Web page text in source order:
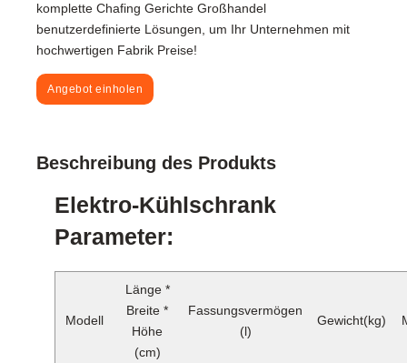
komplette Chafing Gerichte Großhandel
benutzerdefinierte Lösungen, um Ihr Unternehmen mit
hochwertigen Fabrik Preise!
Angebot einholen
Beschreibung des Produkts
Elektro-Kühlschrank
Parameter:
Modell
Länge *
Breite *
Höhe
(cm)
Fassungsvermögen
(l)
Gewicht(kg)